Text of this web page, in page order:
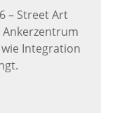
–Street Art
Integration